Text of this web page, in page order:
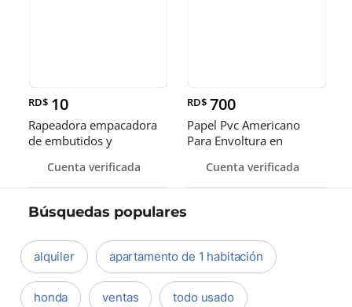
RD$ 10
Rapeadora empacadora
de embutidos y
Cuenta verificada
RD$ 700
Papel Pvc Americano
Para Envoltura en
pulgadas
Cuenta verificada
Búsquedas populares
alquiler apartamento de 1 habitación
honda ventas todo usado